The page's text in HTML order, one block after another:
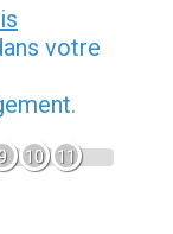
votre
9 10 11